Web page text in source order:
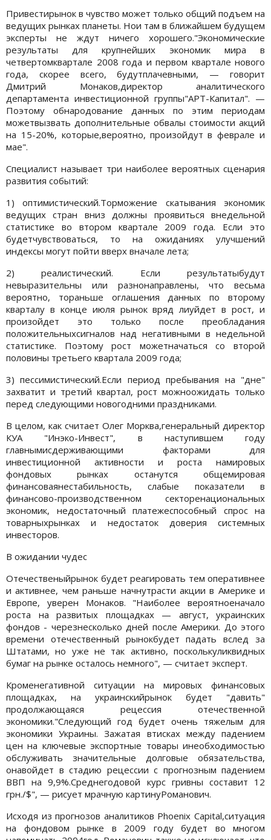
Привестирынок в чувство может только общий подъем на
ведущих рынках планеты. Нои там в ближайшем будущем
эксперты не ждут ничего хорошего."Экономические
результаты для крупнейших экономик мира в
четвертомквартале 2008 года и первом квартале нового
года, скорее всего, будутплачевными, — говорит
Дмитрий Монаков,директор аналитического
департамента инвестиционной группы"АРТ-Капитал". —
Поэтому обнародование данных по этим периодам
можетвызвать дополнительные обвалы стоимости акций
на 15-20%, которые,вероятно, произойдут в феврале и
мае".
Специалист называет три наиболее вероятных сценария
развития событий:
1) оптимистический.Торможение скатывания экономик
ведущих стран вниз должны проявиться внедельной
статистике во втором квартале 2009 года. Если это
будетчувствоваться, то на ожиданиях улучшений
индексы могут пойти вверх вначале лета;
2) реалистический. Если результатыбудут
невыразительны или разнонаправлены, что весьма
вероятно, тораньше оглашения данных по второму
кварталу в конце июля рынок вряд лиуйдет в рост, и
произойдет это только после преобладания
положительныхсигналов над негативными в недельной
статистике. Поэтому рост можетначаться со второй
половины третьего квартала 2009 года;
3) пессимистический.Если период пребывания на "дне"
захватит и третий квартал, рост можноожидать только
перед следующими новогодними праздниками.
В целом, как считает Олег Морква,генеральный директор
КУА "Инэко-Инвест", в наступившем году
главнымисдерживающими факторами для
инвестиционной активности и роста намировых
фондовых рынках останутся общемировая
финансоваянестабильность, слабые показатели в
финансово-производственном секторенациональных
экономик, недостаточный платежеспособный спрос на
товарныхрынках и недостаток доверия системных
инвесторов.
В ожидании чудес
Отечественыйрынок будет реагировать тем оперативнее
и активнее, чем раньше начнутрасти акции в Америке и
Европе, уверен Монаков. "Наиболее вероятноеначало
роста на развитых площадках — август, украинских
фондов - черезнесколько дней после Америки. До этого
времени отечественный рынокбудет падать вслед за
Штатами, но уже не так активно, посколькуликвидных
бумаг на рынке осталось немного", — считает эксперт.
Кроменегативной ситуации на мировых финансовых
площадках, на украинскийрынок будет "давить"
продолжающаяся рецессия отечественной
экономики."Следующий год будет очень тяжелым для
экономики Украины. Зажатая втисках между падением
цен на ключевые экспортные товары инеобходимостью
обслуживать значительные долговые обязательства,
онавойдет в стадию рецессии с прогнозным падением
ВВП на 9,9%.Среднегодовой курс гривны составит 12
грн./$", — рисует мрачную картинуРоманович.
Исходя из прогнозов аналитиков Phoenix Capital,ситуация
на фондовом рынке в 2009 году будет во многом